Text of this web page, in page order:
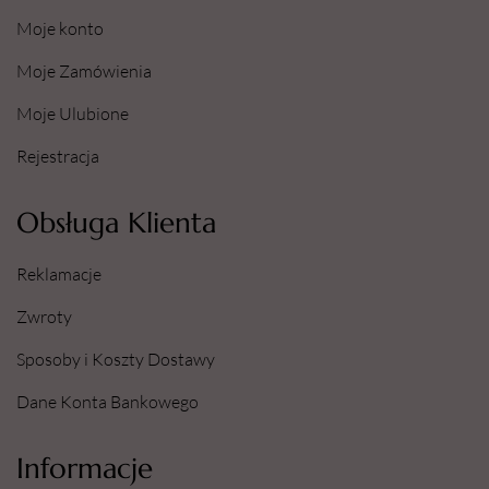
Nasze pilniki posiadają następujące certyfikaty:
Europejski Certyfikat Bezpieczeństwa.
jakości.
Certyfikat - Europejski lider jakości.
Moje konto
Moje Zamówienia
Moje Ulubione
Rejestracja
Obsługa Klienta
Reklamacje
Zwroty
Sposoby i Koszty Dostawy
Dane Konta Bankowego
Informacje